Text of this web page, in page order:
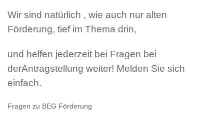
Wir sind natürlich , wie auch nur alten
Förderung, tief im Thema drin,
und helfen jederzeit bei Fragen bei
derAntragstellung weiter! Melden Sie sich
einfach.
Fragen zu BEG Förderung